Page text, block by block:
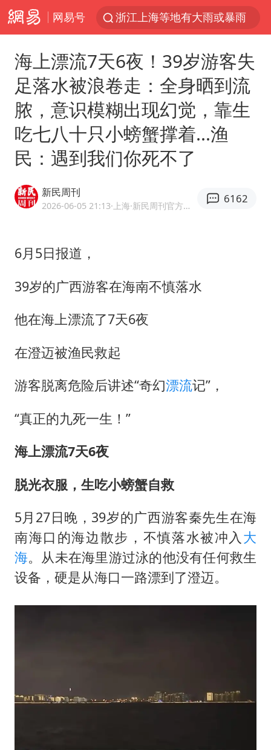
网易号
浙江上海等地有大雨或暴雨
微信又有新功能，你可以“撤回”你的撤回了！
“新疆的交警怎么个个像我妈”
情侣平潭拍日出坠崖1死1伤
白海豚将正面袭击贯穿浙江
酒店回应车内过夜被收150元
乐享全民健身 共筑健康中国
海上漂流7天6夜！39岁游客失
足落水被浪卷走：全身晒到流
脓，意识模糊出现幻觉，靠生
吃七八十只小螃蟹撑着...渔
民：遇到我们你死不了
新民周刊
2026-06-05 21:13·上海 ·新民周刊官方网易号
6162
6月5日报道，
39岁的广西游客在海南不慎落水
他在海上漂流了7天6夜
在澄迈被渔民救起
游客脱离危险后讲述“奇幻漂流记”，
“真正的九死一生！”
海上漂流7天6夜
脱光衣服，生吃小螃蟹自救
5月27日晚，39岁的广西游客秦先生在海
南海口的海边散步，不慎落水被冲入 大
海。从未在海里游过泳的他没有任何救生
设备，硬是从海口一路漂到了澄迈。